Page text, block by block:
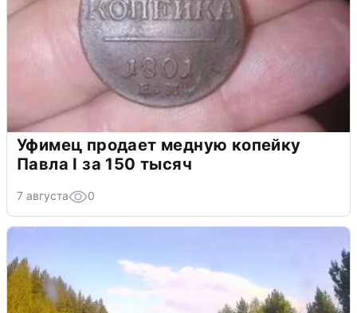
Уфимец продает медную копейку
Павла I за 150 тысяч
7 августа 0